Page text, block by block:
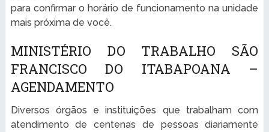
para confirmar o horário de funcionamento na unidade
mais próxima de você.
MINISTÉRIO DO TRABALHO SÃO
FRANCISCO DO ITABAPOANA –
AGENDAMENTO
Diversos órgãos e instituições que trabalham com
atendimento de centenas de pessoas diariamente